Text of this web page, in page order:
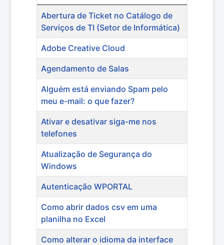
Artigos
Abertura de Ticket no Catálogo de
Serviços de TI (Setor de Informática)
Adobe Creative Cloud
Agendamento de Salas
Alguém está enviando Spam pelo
meu e-mail: o que fazer?
Ativar e desativar siga-me nos
telefones
Atualização de Segurança do
Windows
Autenticação WPORTAL
Como abrir dados csv em uma
planilha no Excel
Como alterar o idioma da interface